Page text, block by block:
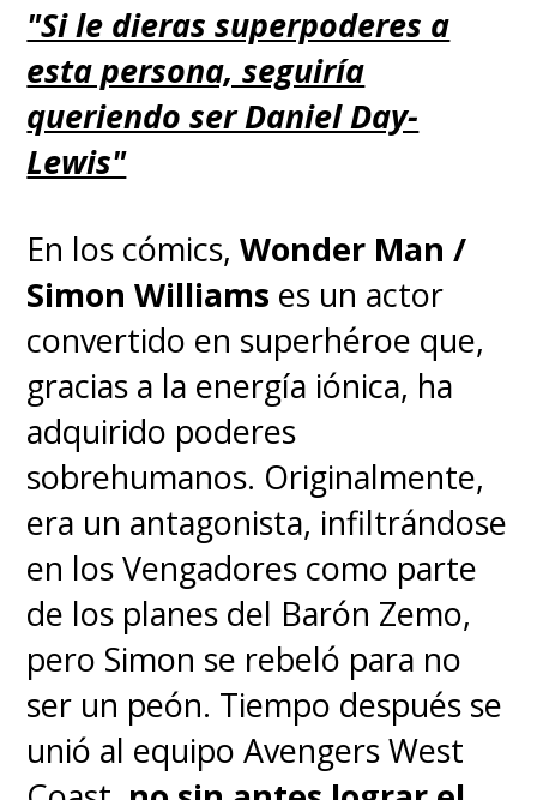
"Si le dieras superpoderes a
esta persona, seguiría
queriendo ser Daniel Day-
Lewis"
En los cómics, Wonder Man /
Simon Williams es un actor
convertido en superhéroe que,
gracias a la energía iónica, ha
adquirido poderes
sobrehumanos. Originalmente,
era un antagonista, infiltrándose
en los Vengadores como parte
de los planes del Barón Zemo,
pero Simon se rebeló para no
ser un peón. Tiempo después se
unió al equipo Avengers West